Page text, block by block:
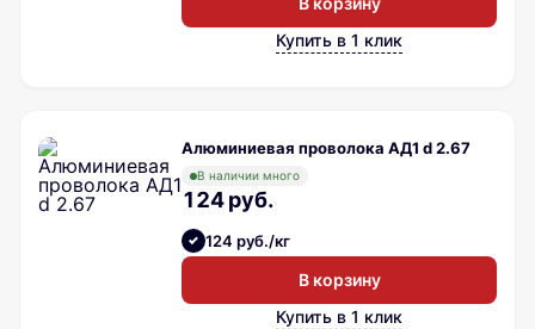
Купить в 1 клик
Алюминиевая проволока АД1 d 2.67
В наличии много
124 руб.
124 руб./кг
В корзину
Купить в 1 клик